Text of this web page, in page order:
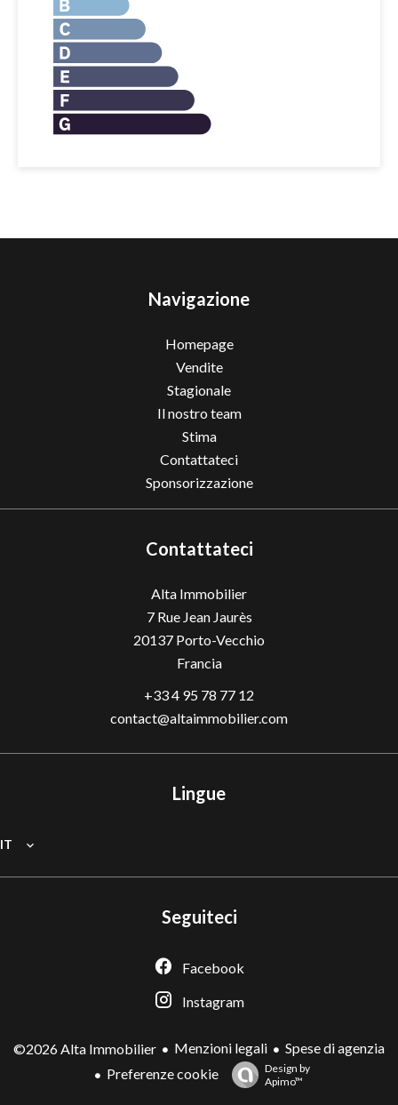
Navigazione
Homepage
Vendite
Stagionale
Il nostro team
Stima
Contattateci
Sponsorizzazione
Contattateci
Alta Immobilier
7 Rue Jean Jaurès
20137 Porto-Vecchio
Francia
+33 4 95 78 77 12
contact@altaimmobilier.com
Lingue
IT
Seguiteci
Facebook
Instagram
©2026 Alta Immobilier Menzioni legali
Spese di agenzia
Preferenze cookie
Design by
Apimo™